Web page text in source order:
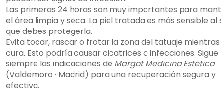
Las primeras 24 horas son muy importantes para
el área limpia y seca. La piel tratada es más sensible al
que debes protegerla.
Evita tocar, rascar o frotar la zona del tatuaje mientras
cura. Esto podría causar cicatrices o infecciones. Sigue
siempre las indicaciones de Margot Medicina Estética
(Valdemoro · Madrid) para una recuperación segura y
efectiva.